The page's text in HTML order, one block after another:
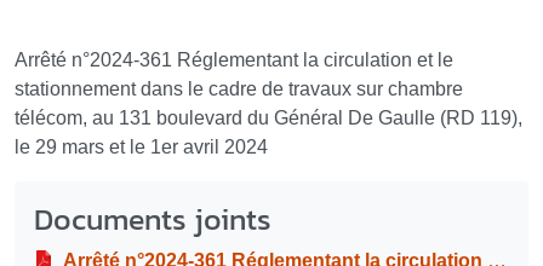
Arrêté n°2024-361 Réglementant la circulation et le
stationnement dans le cadre de travaux sur chambre
télécom, au 131 boulevard du Général De Gaulle (RD 119),
le 29 mars et le 1er avril 2024
Documents joints
Arrêté n°2024-361 Réglementant la circulation et le stationnement dans le cadre de travaux sur chambre télécom, au 131 boulevard du Général De Gaulle (RD 119), le 29 mars et le 1er avril 2024